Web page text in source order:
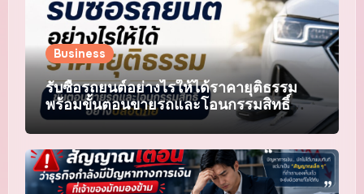
Business
รับซื้อรถยนต์อย่างไรให้ได้ราคายุติธรรม
พร้อมขั้นตอนขายรถและโอนกรรมสิทธิ์
อย่างปลอดภัย